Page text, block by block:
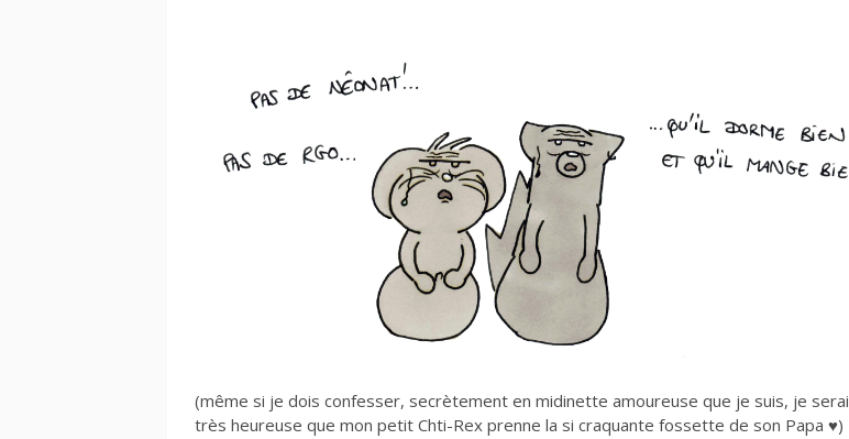
(même si je dois confesser, secrètement en midinette amoureuse que je suis, je serai
très heureuse que mon petit Chti-Rex prenne la si craquante fossette de son Papa ♥)